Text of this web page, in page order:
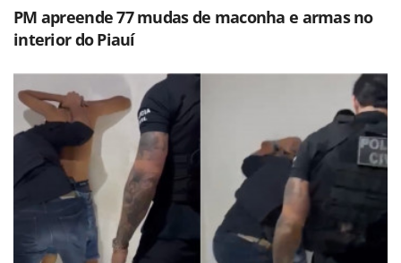
PM apreende 77 mudas de maconha e armas no
interior do Piauí